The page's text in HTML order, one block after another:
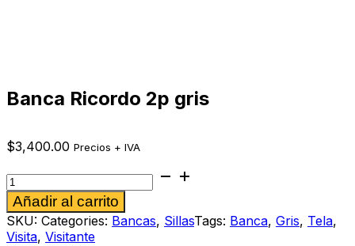
Banca Ricordo 2p gris
$3,400.00 Precios + IVA
Banca
Ricordo
2p
gris
cantidad
Añadir al carrito
SKU: Categories: Bancas, SillasTags: Banca, Gris, Tela,
Visita, Visitante